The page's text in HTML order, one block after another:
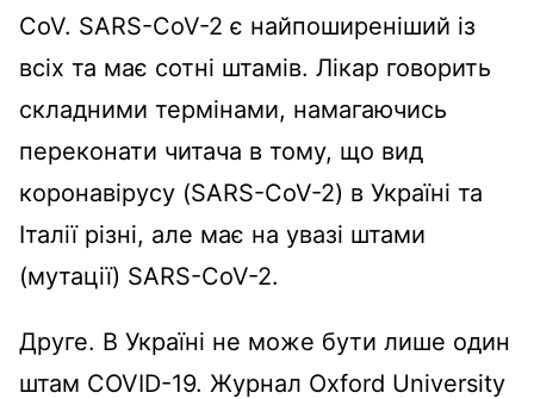
CoV. SARS-CoV-2 є найпоширеніший із
всіх та має сотні штамів. Лікар говорить
складними термінами, намагаючись
переконати читача в тому, що вид
коронавірусу (SARS-CoV-2) в Україні та
Італії різні, але має на увазі штами
(мутації) SARS-CoV-2.
Друге. В Україні не може бути лише один
штам COVID-19. Журнал Oxford University